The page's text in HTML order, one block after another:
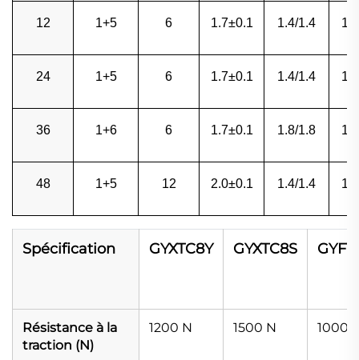
12 1+5 6 1.7±0.1 1.4/1.4
24 1+5 6 1.7±0.1 1.4/1.4
36 1+6 6 1.7±0.1 1.8/1.8
48 1+5 12 2.0±0.1 1.4/1.4
Spécification GYXTC8Y GYXTC8S
Résistance à la
traction (N)
1200 N 1500 N 1000